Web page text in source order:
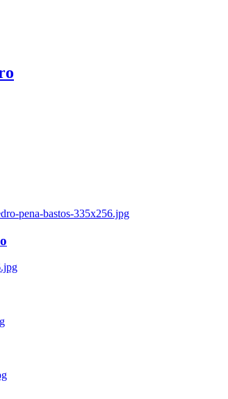
pena-bastos-335x256.jpg